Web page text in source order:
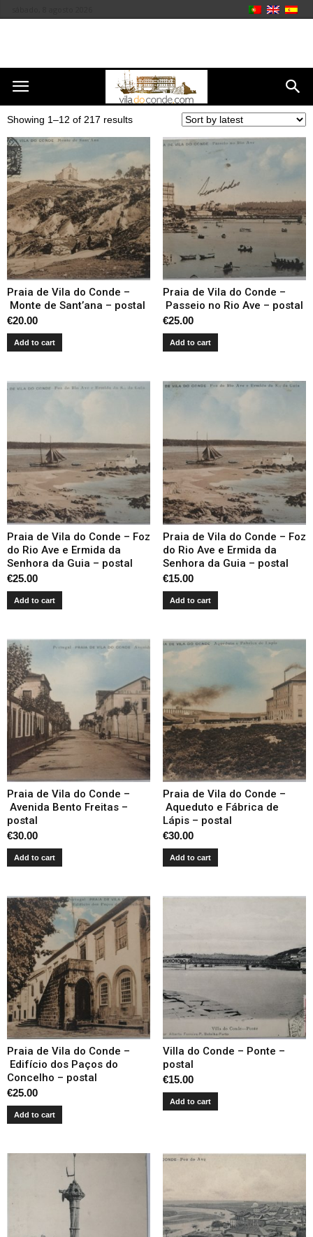
Showing 1–12 of 217 results
Praia de Vila do Conde –
Monte de Sant’ana – postal
€20.00
Add to cart
Praia de Vila do Conde –
Passeio no Rio Ave – postal
€25.00
Add to cart
Praia de Vila do Conde – Foz
do Rio Ave e Ermida da
Senhora da Guia – postal
€25.00
Add to cart
Praia de Vila do Conde – Foz
do Rio Ave e Ermida da
Senhora da Guia – postal
€15.00
Add to cart
Praia de Vila do Conde –
Avenida Bento Freitas –
postal
€30.00
Add to cart
Praia de Vila do Conde –
Aqueduto e Fábrica de
Lápis – postal
€30.00
Add to cart
Praia de Vila do Conde –
Edifício dos Paços do
Concelho – postal
€25.00
Add to cart
Villa do Conde – Ponte –
postal
€15.00
Add to cart